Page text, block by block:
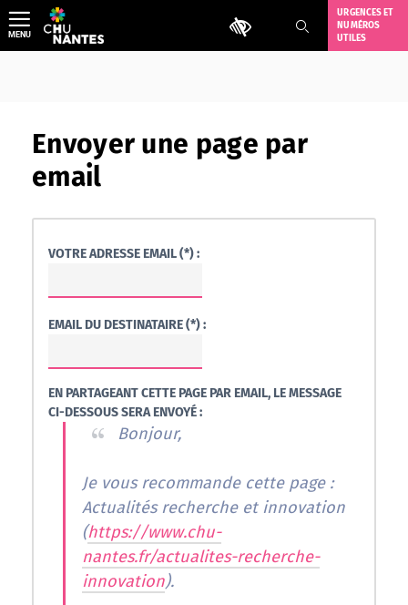
Aller
au
contenu
Outils d'accessibilité
URGENCES ET
NUMÉROS
UTILES
MENU
Envoyer une page par
email
VOTRE ADRESSE EMAIL (*) :
EMAIL DU DESTINATAIRE (*) :
EN PARTAGEANT CETTE PAGE PAR EMAIL, LE MESSAGE
CI-DESSOUS SERA ENVOYÉ :
Bonjour,
Je vous recommande cette page :
Actualités recherche et innovation
(https://www.chu-
nantes.fr/actualites-recherche-
innovation).